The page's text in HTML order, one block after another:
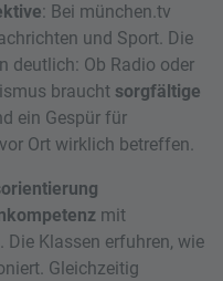
: Bei münchen.tv
und Sport. Die
deutlich: Ob Radio oder
braucht sorgfältige
ein Gespür für
Ort wirklich betreffen.
mit
. Die Klassen erfuhren, wie
Gleichzeitig